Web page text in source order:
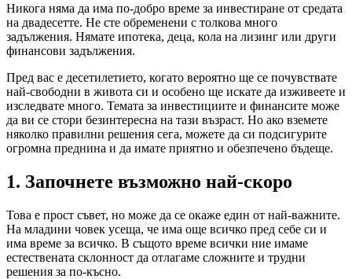
Никога няма да има по-добро време за инвестиране от средата
на двадесетте. Не сте обременени с толкова много
задължения. Нямате ипотека, деца, кола на лизинг или други
финансови задължения.
Пред вас е десетилетието, когато вероятно ще се почувствате
най-свободни в живота си и особено ще искате да изживеете и
изследвате много. Темата за инвестициите и финансите може
да ви се стори безинтересна на тази възраст. Но ако вземете
няколко правилни решения сега, можете да си подсигурите
огромна преднина и да имате приятно и обезпечено бъдеще.
1. Започнете възможно най-скоро
Това е прост съвет, но може да се окаже един от най-важните.
На младини човек усеща, че има още всичко пред себе си и
има време за всичко. В същото време всички ние имаме
естествената склонност да отлагаме сложните и трудни
решения за по-късно.